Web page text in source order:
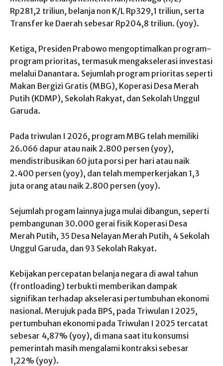
Rp281,2 triliun, belanja non K/L Rp329,1 triliun, serta
Transfer ke Daerah sebesar Rp204,8 triliun. (yoy).
Ketiga, Presiden Prabowo mengoptimalkan program-
program prioritas, termasuk mengakselerasi investasi
melalui Danantara. Sejumlah program prioritas seperti
Makan Bergizi Gratis (MBG), Koperasi Desa Merah
Putih (KDMP), Sekolah Rakyat, dan Sekolah Unggul
Garuda.
Pada triwulan I 2026, program MBG telah memiliki
26.066 dapur atau naik 2.800 persen (yoy),
mendistribusikan 60 juta porsi per hari atau naik
2.400 persen (yoy), dan telah memperkerjakan 1,3
juta orang atau naik 2.800 persen (yoy).
Sejumlah progam lainnya juga mulai dibangun, seperti
pembangunan 30.000 gerai fisik Koperasi Desa
Merah Putih, 35 Desa Nelayan Merah Putih, 4 Sekolah
Unggul Garuda, dan 93 Sekolah Rakyat.
Kebijakan percepatan belanja negara di awal tahun
(frontloading) terbukti memberikan dampak
signifikan terhadap akselerasi pertumbuhan ekonomi
nasional. Merujuk pada BPS, pada Triwulan I 2025,
pertumbuhan ekonomi pada Triwulan I 2025 tercatat
sebesar 4,87% (yoy), di mana saat itu konsumsi
pemerintah masih mengalami kontraksi sebesar
1,22% (yoy).